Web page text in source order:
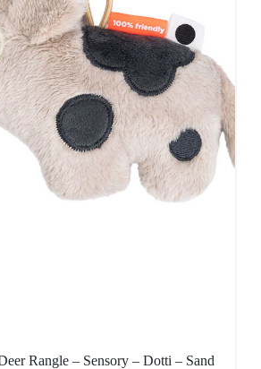
Rangle – Sensory – Dotti – Sand